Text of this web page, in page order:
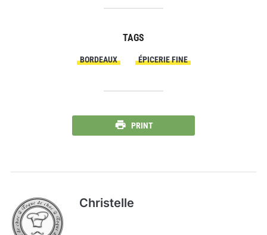
TAGS
BORDEAUX ÉPICERIE FINE
PRINT
Christelle